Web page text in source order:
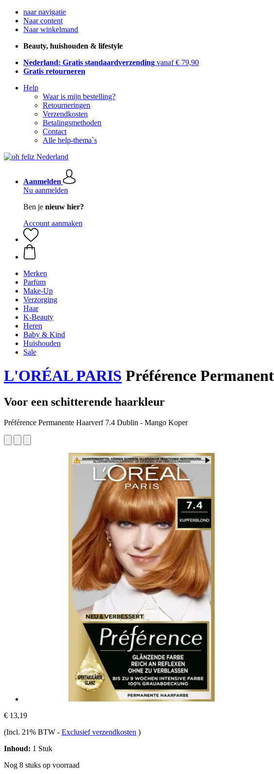
naar navigatie
Naar content
Naar winkelmand
Beauty, huishouden & lifestyle
Nederland: Gratis standaardverzending vanaf € 79,90
Gratis retourneren
Help
Waar is mijn bestelling?
Retourneringen
Verzendkosten
Betalingsmethoden
Contact
Alle help-thema`s
Aanmelden
Nu aanmelden
Ben je nieuw hier?
Account aanmaken
Merken
Parfum
Make-Up
Verzorging
Haar
K-Beauty
Heren
Baby & Kind
Huishouden
Sale
L'ORÉAL PARIS Préférence
Voor een schitterende haarkleur
Préférence Permanente Haarverf 7.4 Dublin - Mango Koper
€ 13,19
(Incl. 21% BTW - Exclusief verzendkosten )
Inhoud: 1 Stuk
Nog 8 stuks op voorraad